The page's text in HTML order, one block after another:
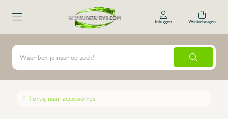
Inloggen Winkelwagen
Terug naar accessoires